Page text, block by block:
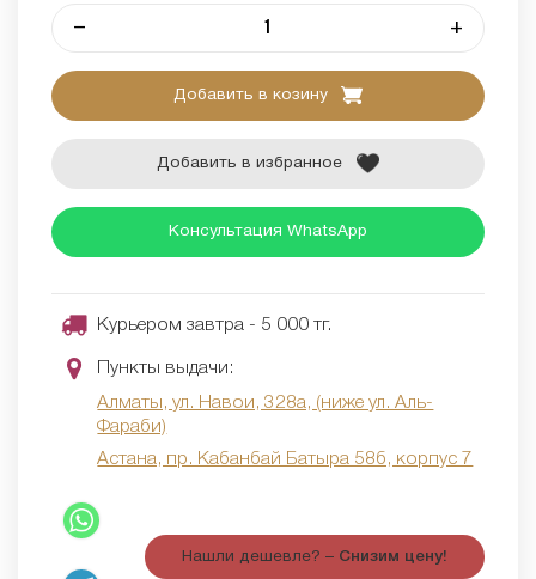
– +
Добавить в козину
Добавить в избранное
Консультация WhatsApp
Курьером завтра - 5 000 тг.
Пункты выдачи:
Алматы, ул. Навои, 328а, (ниже ул. Аль-
Фараби)
Астана, пр. Кабанбай Батыра 58б, корпус 7
Нашли дешевле? – Снизим цену!